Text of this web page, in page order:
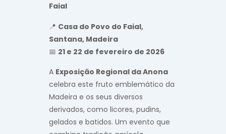
Faial
📍 Casa do Povo do Faial,
Santana, Madeira
📅 21 e 22 de fevereiro de 2026
A Exposição Regional da Anona
celebra este fruto emblemático da
Madeira e os seus diversos
derivados, como licores, pudins,
gelados e batidos. Um evento que